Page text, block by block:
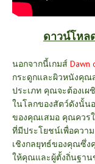
ดาวน์โหล
นอกจากนี้เกมส์ Dawn
กระดูกและผิวหนังคุณ
ประเภท คุณจะต้องเ
ในโลกของสัตว์ดังนั้น
ของคุณเสมอ คุณควรใ
ที่มีประโยชน์เพื่อควา
เชิงกลยุทธ์ของคุณซึ่ง
ให้คุณและผู้ตั้งถิ่นฐาน